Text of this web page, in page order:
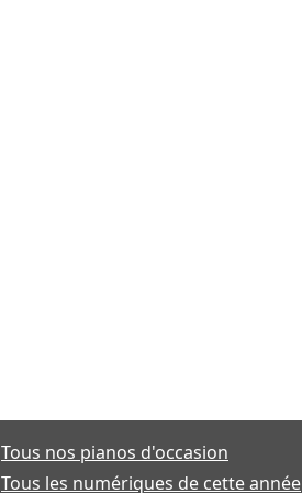
Tous nos pianos d'occasion
Tous les numériques de cette année